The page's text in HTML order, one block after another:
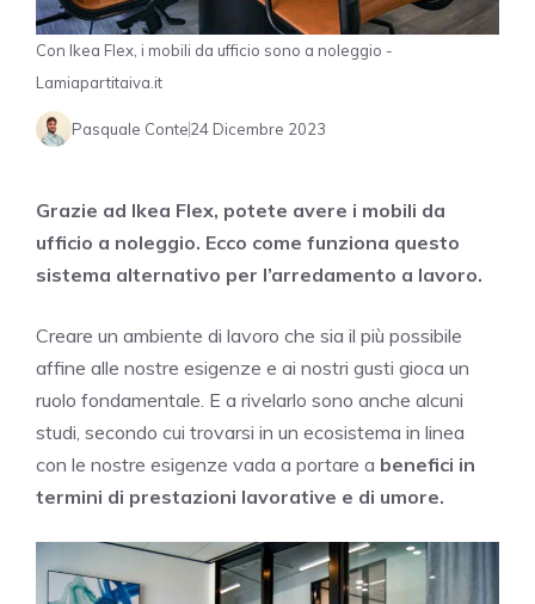
Con Ikea Flex, i mobili da ufficio sono a noleggio -
Lamiapartitaiva.it
Pasquale Conte24 Dicembre 2023
Grazie ad Ikea Flex, potete avere i mobili da
ufficio a noleggio. Ecco come funziona questo
sistema alternativo per l’arredamento a lavoro.
Creare un ambiente di lavoro che sia il più possibile
affine alle nostre esigenze e ai nostri gusti gioca un
ruolo fondamentale. E a rivelarlo sono anche alcuni
studi, secondo cui trovarsi in un ecosistema in linea
con le nostre esigenze vada a portare a benefici in
termini di prestazioni lavorative e di umore.